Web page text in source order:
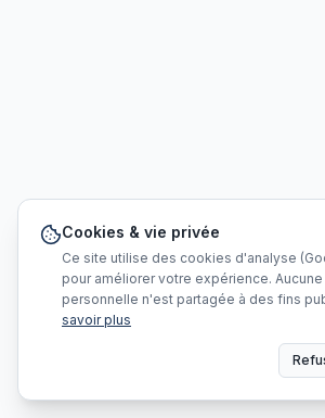
Cookies & vie privée
Ce site utilise des cookies d'analyse
pour améliorer votre expérience.
personnelle n'est partagée à des fins
savoir plus